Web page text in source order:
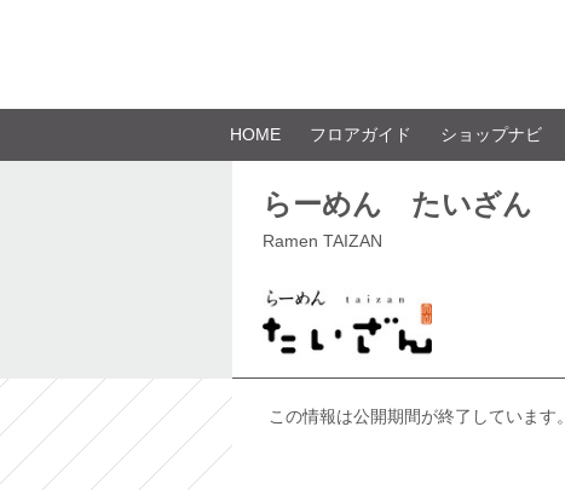
HOME フロアガイド ショップナビ
らーめん たいざん
Ramen TAIZAN
この情報は公開期間が終了しています。